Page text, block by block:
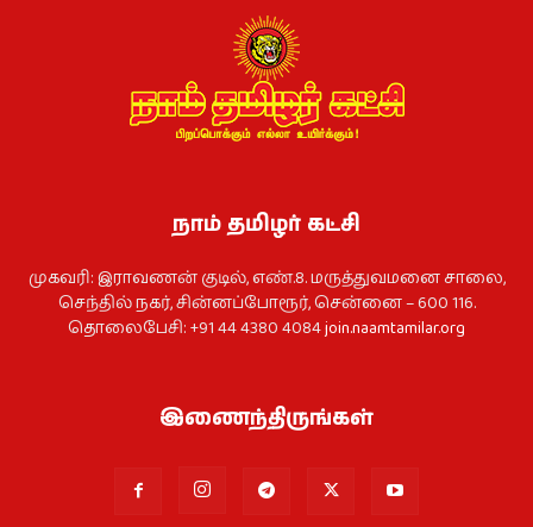
நாம் தமிழர் கட்சி
முகவரி: இராவணன் குடில், எண்.8. மருத்துவமனை சாலை,
செந்தில் நகர், சின்னப்போரூர், சென்னை – 600 116.
தொலைபேசி: +91 44 4380 4084join.naamtamilar.org
இணைந்திருங்கள்